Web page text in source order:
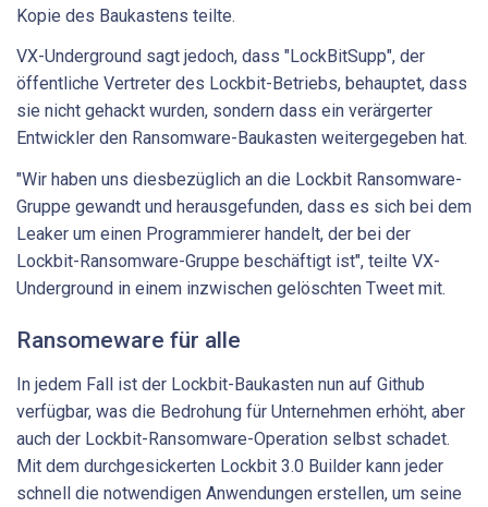
Kopie des Baukastens teilte.
VX-Underground sagt jedoch, dass "LockBitSupp", der
öffentliche Vertreter des Lockbit-Betriebs, behauptet, dass
sie nicht gehackt wurden, sondern dass ein verärgerter
Entwickler den Ransomware-Baukasten weitergegeben hat.
"Wir haben uns diesbezüglich an die Lockbit Ransomware-
Gruppe gewandt und herausgefunden, dass es sich bei dem
Leaker um einen Programmierer handelt, der bei der
Lockbit-Ransomware-Gruppe beschäftigt ist", teilte VX-
Underground in einem inzwischen gelöschten Tweet mit.
Ransomeware für alle
In jedem Fall ist der Lockbit-Baukasten nun auf Github
verfügbar, was die Bedrohung für Unternehmen erhöht, aber
auch der Lockbit-Ransomware-Operation selbst schadet.
Mit dem durchgesickerten Lockbit 3.0 Builder kann jeder
schnell die notwendigen Anwendungen erstellen, um seine